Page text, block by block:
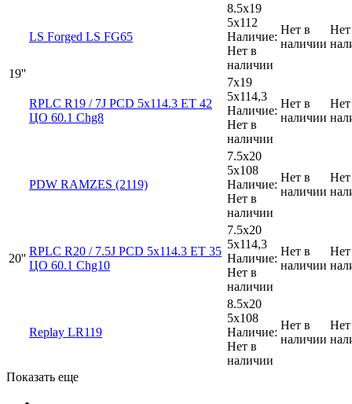
19''
LS Forged LS FG65
8.5x19
5x112
Наличие:
Нет в
наличии
Нет в
наличии
RPLC R19 / 7J PCD 5x114.3 ЕТ 42
ЦО 60.1 Chg8
7x19
5x114,3
Наличие:
Нет в
наличии
Нет в
наличии
20''
PDW RAMZES (2119)
7.5x20
5x108
Наличие:
Нет в
наличии
Нет в
наличии
RPLC R20 / 7.5J PCD 5x114.3 ЕТ 35
ЦО 60.1 Chg10
7.5x20
5x114,3
Наличие:
Нет в
наличии
Нет в
наличии
Replay LR119
8.5x20
5x108
Наличие:
Нет в
наличии
Нет в
наличии
Показать еще